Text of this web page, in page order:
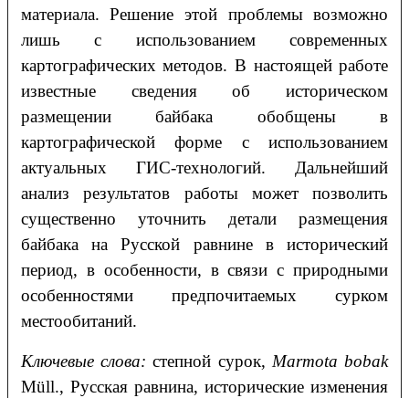
материала. Решение этой проблемы возможно
лишь с использованием современных
картографических методов. В настоящей работе
известные сведения об историческом
размещении байбака обобщены в
картографической форме с использованием
актуальных ГИС-технологий. Дальнейший
анализ результатов работы может позволить
существенно уточнить детали размещения
байбака на Русской равнине в исторический
период, в особенности, в связи с природными
особенностями предпочитаемых сурком
местообитаний.
Ключевые слова: степной сурок, Marmota bobak
Müll., Русская равнина, исторические изменения